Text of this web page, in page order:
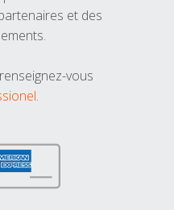
et des
vous
.